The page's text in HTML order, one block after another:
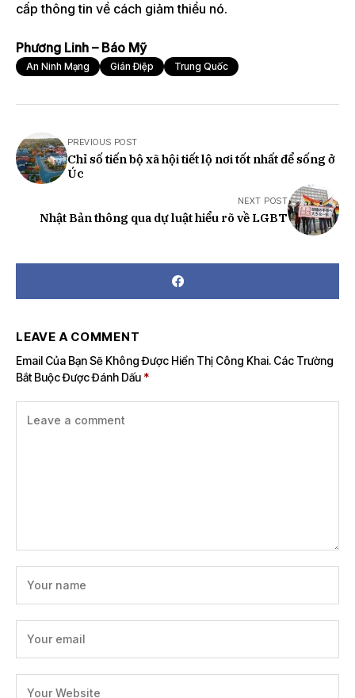
cấp thông tin về cách giảm thiểu nó.
Phương Linh – Báo Mỹ
An Ninh Mạng Gián Điệp Trung Quốc
PREVIOUS POST
Chỉ số tiến bộ xã hội tiết lộ nơi tốt nhất để sống ở
Úc
NEXT POST
Nhật Bản thông qua dự luật hiểu rõ về LGBT
LEAVE A COMMENT
Email Của Bạn Sẽ Không Được Hiển Thị Công Khai. Các Trường
Bắt Buộc Được Đánh Dấu *